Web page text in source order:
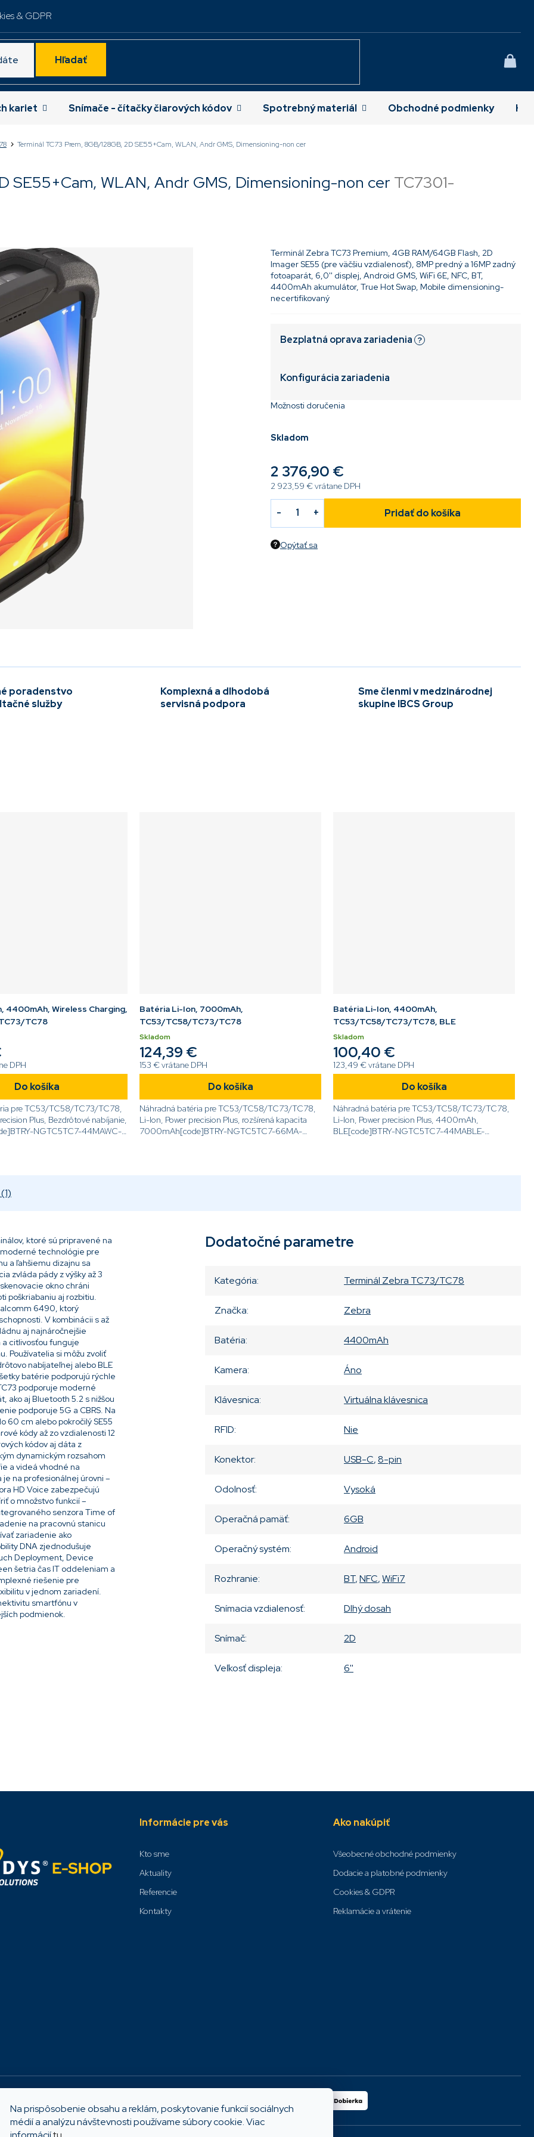
Na prispôsobenie obsahu a reklám, poskytovanie funkcií sociálnych
médií a analýzu návštevnosti používame súbory cookie. Viac
& GDPR
Hľadať
kariet Snímače - čítačky čiarových kódov Spotrebný materiál Obchodné podmienky
Terminál TC73 Prem, 8GB/128GB, 2D SE55+Cam, WLAN, Andr GMS, Dimensioning-non cer
SE55+Cam, WLAN, Andr GMS, Dimensioning-non cer TC7301-
2 376,90 €
2 923,59 €vrátane DPH
Skladom
Bezplatná oprava zariadenia ?
Konfigurácia zariadenia
Možnosti doručenia
Pridať do košíka
Terminál Zebra TC73 Premium, 4GB RAM/64GB Flash, 2D
Imager SE55 (pre väčšiu vzdialenosť), 8MP predný a 16MP zadný
fotoaparát, 6,0'' displej, Android GMS, WiFi 6E, NFC, BT,
4400mAh akumulátor, True Hot Swap, Mobile dimensioning-
necertifikovaný
Opýtať sa
poradenstvo
služby
Komplexná a dlhodobá
servisná podpora
Sme členmi v medzinárodnej
skupine IBCS Group
4400mAh, Wireless Charging,
TC78
DPH
Do košíka
pre TC53/TC58/TC73/TC78,
Plus, Bezdrôtové nabíjanie,
NGTC5TC7-44MAWC-
Batéria Li-Ion, 7000mAh,
TC53/TC58/TC73/TC78
Skladom
153 € vrátane DPH
124,39 €
Do košíka
Náhradná batéria pre TC53/TC58/TC73/TC78,
Li-Ion, Power precision Plus, rozšírená kapacita
7000mAh[code]BTRY-NGTC5TC7-66MA-
Batéria Li-Ion, 4400mAh,
TC53/TC58/TC73/TC78, BLE
Skladom
123,49 € vrátane DPH
100,40 €
Do košíka
Náhradná batéria pre TC53/TC58/TC73/TC78,
Li-Ion, Power precision Plus, 4400mAh,
BLE[code]BTRY-NGTC5TC7-44MABLE-
ktoré sú pripravené na
moderné technológie pre
a ľahšiemu dizajnu sa
zvláda pády z výšky až 3
okno chráni
poškriabaniu aj rozbitiu.
6490, ktorý
V kombinácii s až
aj najnáročnejšie
a citlivosťou funguje
Používatelia si môžu zvoliť
nabíjateľnej alebo BLE
batérie podporujú rýchle
podporuje moderné
ako aj Bluetooth 5.2 s nižšou
podporuje 5G a CBRS. Na
60 cm alebo pokročilý SE55
kódy až zo vzdialenosti 12
kódov aj dáta z
dynamickým rozsahom
a videá vhodné na
na profesionálnej úrovni –
HD Voice zabezpečujú
o množstvo funkcií –
senzora Time of
na pracovnú stanicu
zariadenie ako
DNA zjednodušuje
Deployment, Device
šetria čas IT oddeleniam a
riešenie pre
v jednom zariadení.
smartfónu v
podmienok.
Dodatočné parametre
Kategória: Terminál Zebra TC73/TC78
Značka: Zebra
Batéria: 4400mAh
Kamera: Áno
Klávesnica: Virtuálna klávesnica
RFID: Nie
Konektor: USB-C,8-pin
Odolnosť: Vysoká
Operačná pamäť: 6GB
Operačný systém: Android
Rozhranie: BT,NFC,WiFi7
Snímacia vzdialenosť: Dlhý dosah
Snímač: 2D
Veľkosť displeja: 6''
Informácie pre vás
Kto sme
Aktuality
Referencie
Kontakty
Ako nakúpiť
Všeobecné obchodné podmienky
Dodacie a platobné podmienky
Cookies & GDPR
Reklamácie a vrátenie